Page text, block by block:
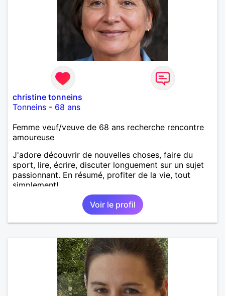
christine tonneins
Tonneins - 68 ans
Femme veuf/veuve de 68 ans recherche rencontre
amoureuse
J'adore découvrir de nouvelles choses, faire du
sport, lire, écrire, discuter longuement sur un sujet
passionnant. En résumé, profiter de la vie, tout
simplement!
Voir le profil